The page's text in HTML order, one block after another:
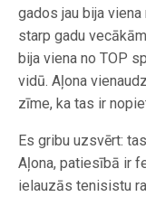
gados jau bija
starp gadu
bija viena no TOP
vidū. Aļona
zīme, ka tas ir
Es gribu uzsvērt:
Aļona, patiesībā ir
ielauzās tenisistu